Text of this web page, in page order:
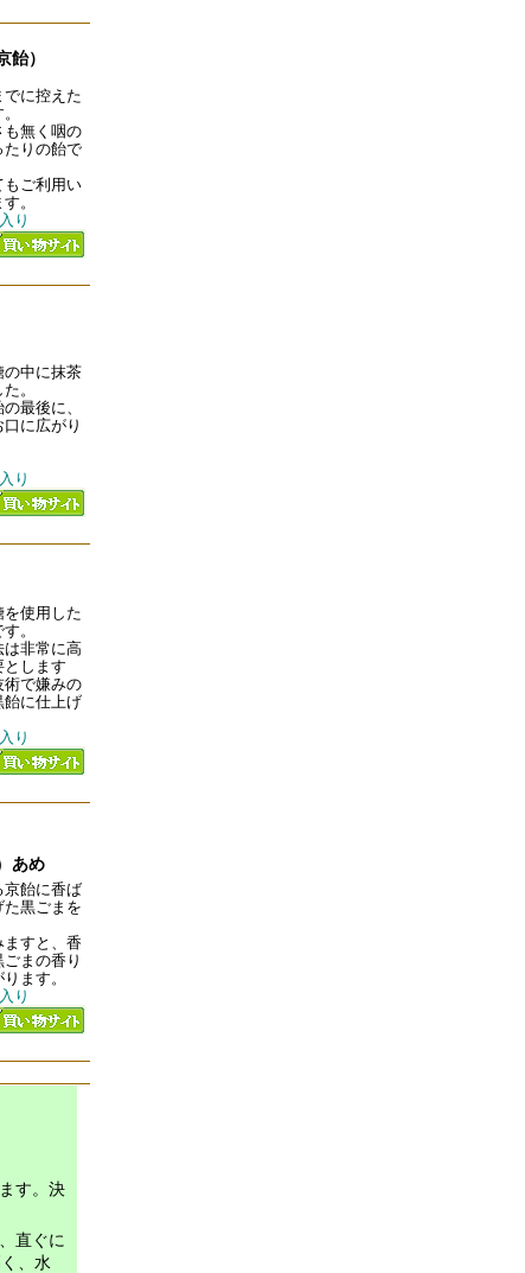
飴）
に控えた
も無く咽の
たりの飴で
もご利用い
。
り
の中に抹茶
。
最後に、
に広がり
り
を使用した
。
は非常に高
とします
術で嫌みの
飴に仕上げ
り
あめ
京飴に香ば
た黒ごまを
ますと、香
まの香り
ます。
り
す。決
直ぐに
、水